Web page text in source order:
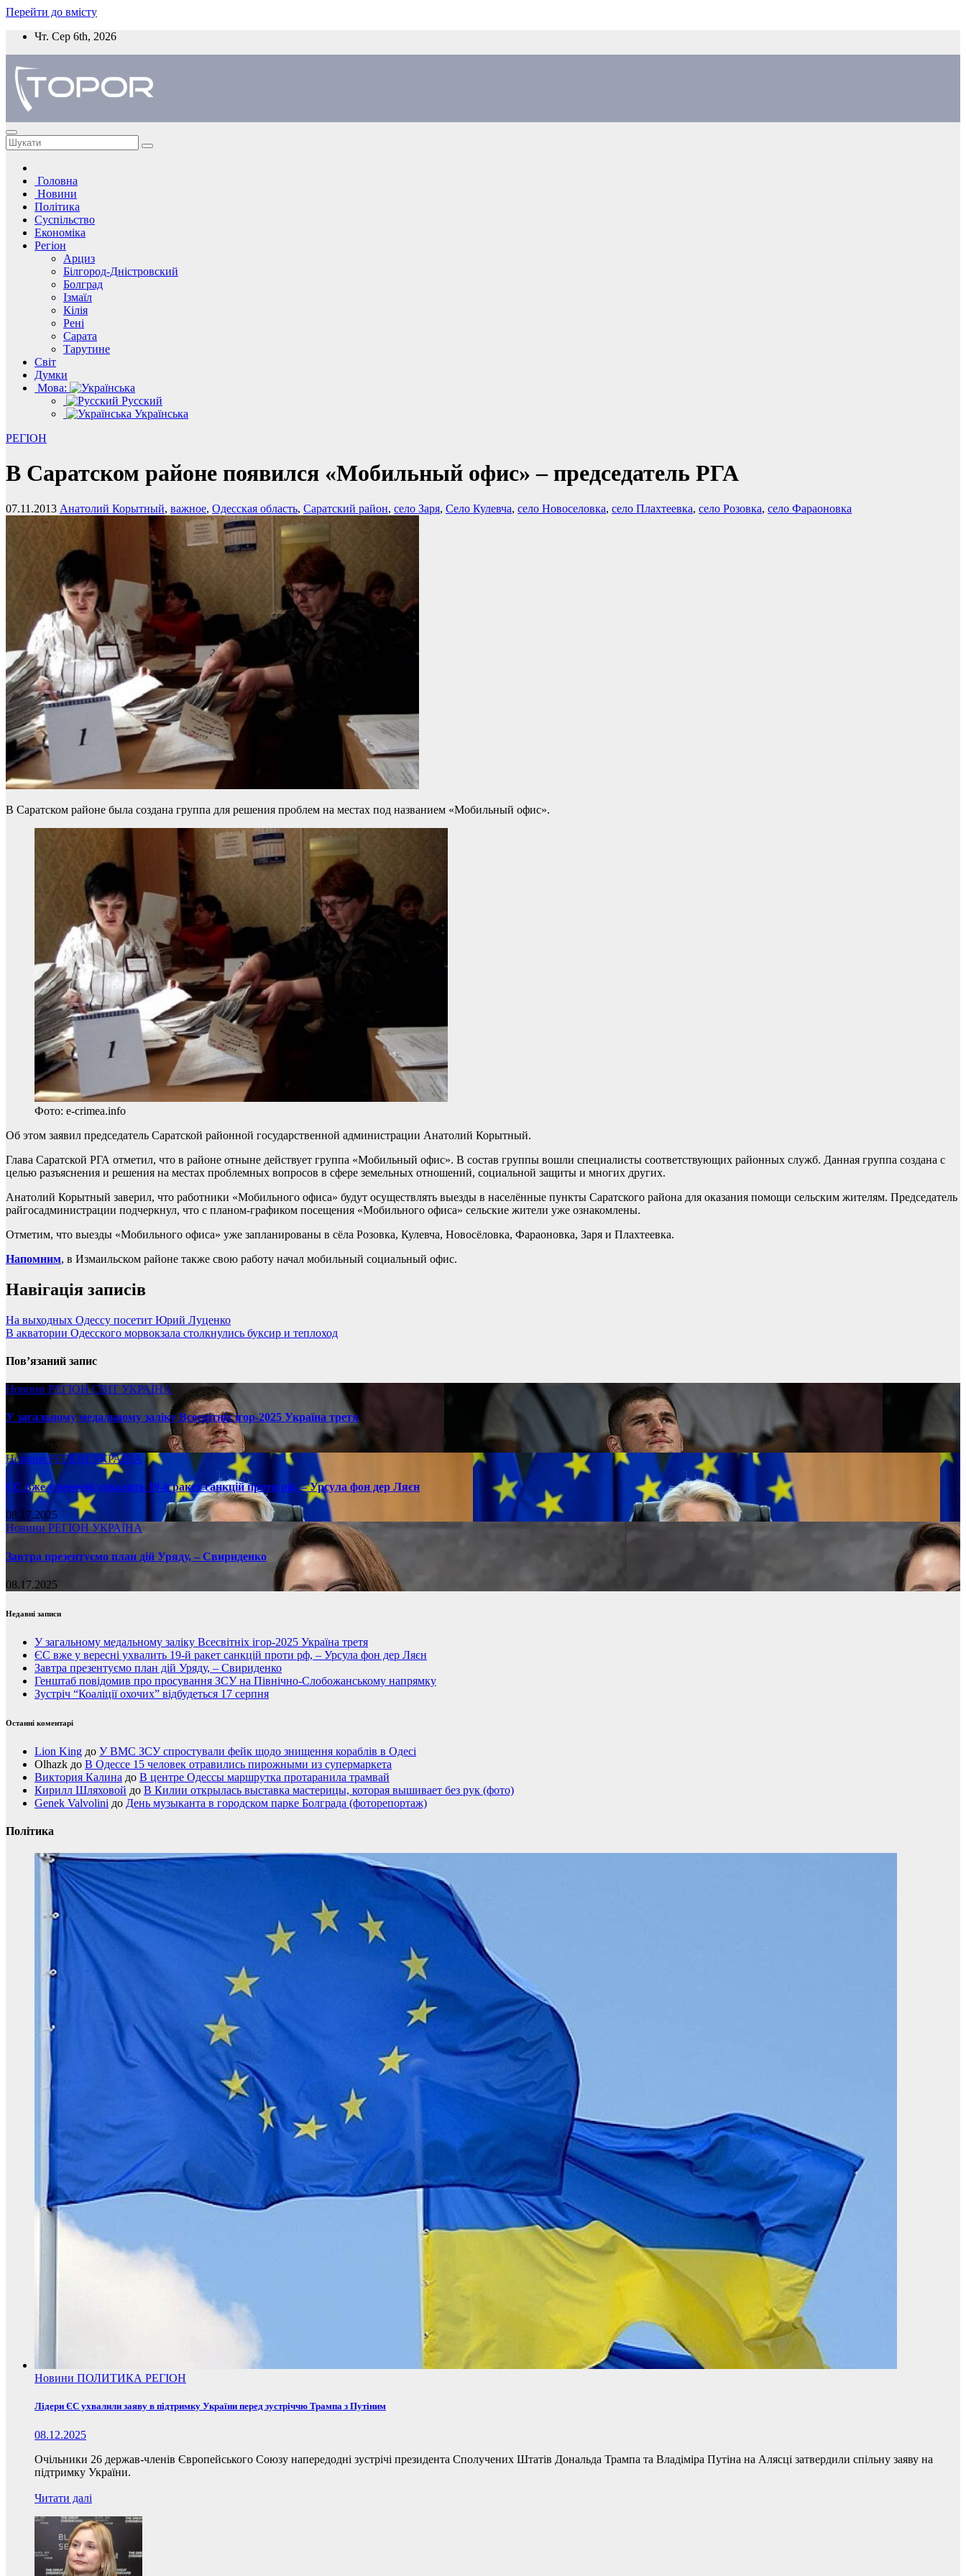
Перейти до вмісту
Чт. Сер 6th, 2026
Головна
Новини
Політика
Суспільство
Економіка
Регіон
Арциз
Білгород-Дністровский
Болград
Ізмаїл
Кілія
Рені
Сарата
Тарутине
Світ
Думки
Мова:
Русский
Українська
РЕГІОН
В Саратском районе появился «Мобильный офис» – председатель РГА
07.11.2013 Анатолий Корытный, важное, Одесская область, Саратский район, село Заря, Село Кулевча, село Новоселовка, село Плахтеевка, село Розовка, село Фараоновка
В Саратском районе была создана группа для решения проблем на местах под названием «Мобильный офис».
Фото: e-crimea.info
Об этом заявил председатель Саратской районной государственной администрации Анатолий Корытный.
Глава Саратской РГА отметил, что в районе отныне действует группа «Мобильный офис». В состав группы вошли специалисты соответствующих районных служб. Данная группа создана с
целью разъяснения и решения на местах проблемных вопросов в сфере земельных отношений, социальной защиты и многих других.
Анатолий Корытный заверил, что работники «Мобильного офиса» будут осуществлять выезды в населённые пункты Саратского района для оказания помощи сельским жителям. Председатель
райгосадминистрации подчеркнул, что с планом-графиком посещения «Мобильного офиса» сельские жители уже ознакомлены.
Отметим, что выезды «Мобильного офиса» уже запланированы в сёла Розовка, Кулевча, Новосёловка, Фараоновка, Заря и Плахтеевка.
Напомним, в Измаильском районе также свою работу начал мобильный социальный офис.
Навігація записів
На выходных Одессу посетит Юрий Луценко
В акватории Одесского морвокзала столкнулись буксир и теплоход
Пов’язаний запис
Новини РЕГІОНСВІТ УКРАЇНА
У загальному медальному заліку Всесвітніх ігор-2025 Україна третя
08.17.2025
НовиниРЕГІОН УКРАЇНА
ЄС вже у вересні ухвалить 19-й ракет санкцій проти рф, – Урсула фон дер Ляєн
08.17.2025
Новини РЕГІОН УКРАЇНА
Завтра презентуємо план дій Уряду, – Свириденко
08.17.2025
Недавні записи
У загальному медальному заліку Всесвітніх ігор-2025 Україна третя
ЄС вже у вересні ухвалить 19-й ракет санкцій проти рф, – Урсула фон дер Ляєн
Завтра презентуємо план дій Уряду, – Свириденко
Генштаб повідомив про просування ЗСУ на Північно-Слобожанському напрямку
Зустріч “Коаліції охочих” відбудеться 17 серпня
Останні коментарі
Lion King до У ВМС ЗСУ спростували фейк щодо знищення кораблів в Одесі
Olhazk до В Одессе 15 человек отравились пирожными из супермаркета
Виктория Калина до В центре Одессы маршрутка протаранила трамвай
Кирилл Шляховой до В Килии открылась выставка мастерицы, которая вышивает без рук (фото)
Genek Valvolini до День музыканта в городском парке Болграда (фоторепортаж)
Політика
Новини ПОЛИТИКА РЕГІОН
Лідери ЄС ухвалили заяву в підтримку України перед зустріччю Трампа з Путіним
08.12.2025
Очільники 26 держав-членів Європейського Союзу напередодні зустрічі президента Сполучених Штатів Дональда Трампа та Владіміра Путіна на Алясці затвердили спільну заяву на
підтримку України.
Читати далі